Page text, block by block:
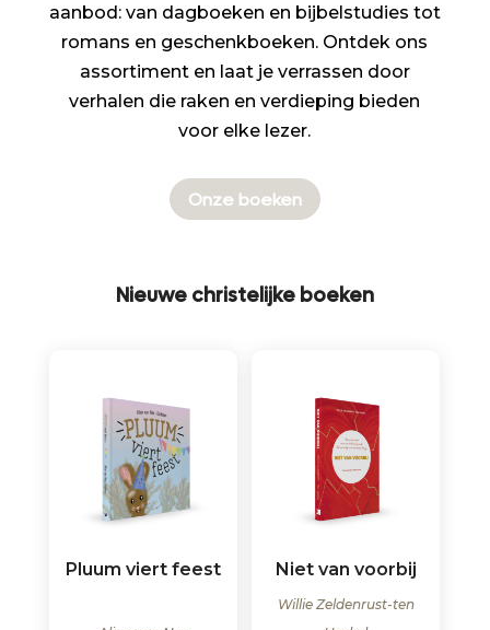
aanbod: van dagboeken en bijbelstudies tot
romans en geschenkboeken. Ontdek ons
assortiment en laat je verrassen door
verhalen die raken en verdieping bieden
voor elke lezer.
Onze boeken
Nieuwe christelijke boeken
Pluum viert feest Niet van voorbij
Willie Zeldenrust-ten